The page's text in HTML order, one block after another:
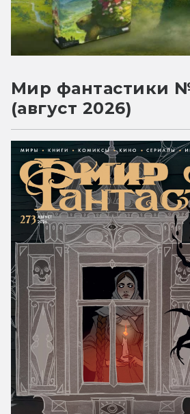
Мир фантастики
(август 2026)